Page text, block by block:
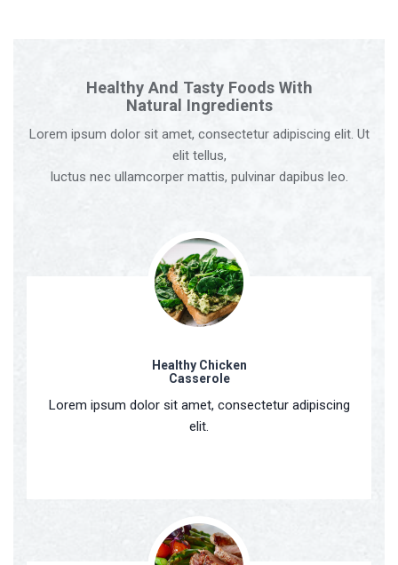
Healthy And Tasty Foods With
Natural Ingredients
Lorem ipsum dolor sit amet, consectetur adipiscing elit. Ut
elit tellus,
luctus nec ullamcorper mattis, pulvinar dapibus leo.
Healthy Chicken
Casserole
Lorem ipsum dolor sit amet, consectetur adipiscing
elit.